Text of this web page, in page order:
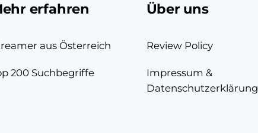
erfahren
aus Österreich
200 Suchbegriffe
Über uns
Review Policy
Impressum &
Datenschutzerklärung